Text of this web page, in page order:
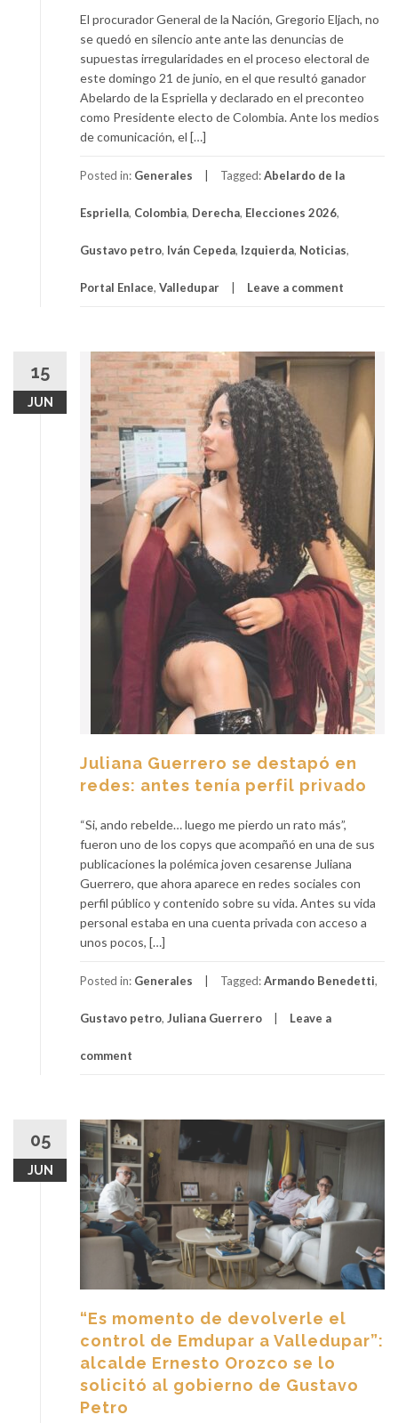
El procurador General de la Nación, Gregorio Eljach, no
se quedó en silencio ante ante las denuncias de
supuestas irregularidades en el proceso electoral de
este domingo 21 de junio, en el que resultó ganador
Abelardo de la Espriella y declarado en el preconteo
como Presidente electo de Colombia. Ante los medios
de comunicación, el […]
Posted in: Generales Tagged:Abelardo de la
Espriella, Colombia, Derecha, Elecciones 2026,
Gustavo petro, Iván Cepeda, Izquierda, Noticias,
Portal Enlace, Valledupar Leave a comment
15
JUN
Juliana Guerrero se destapó en
redes: antes tenía perfil privado
“Si, ando rebelde… luego me pierdo un rato más”,
fueron uno de los copys que acompañó en una de sus
publicaciones la polémica joven cesarense Juliana
Guerrero, que ahora aparece en redes sociales con
perfil público y contenido sobre su vida. Antes su vida
personal estaba en una cuenta privada con acceso a
unos pocos, […]
Posted in: Generales Tagged:Armando Benedetti,
Gustavo petro, Juliana Guerrero Leave a
comment
05
JUN
“Es momento de devolverle el
control de Emdupar a Valledupar”:
alcalde Ernesto Orozco se lo
solicitó al gobierno de Gustavo
Petro